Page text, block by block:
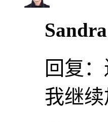
回复：
我继